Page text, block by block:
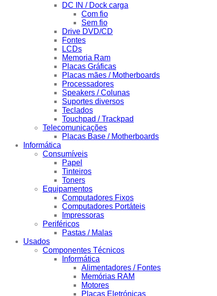
DC IN / Dock carga
Com fio
Sem fio
Drive DVD/CD
Fontes
LCDs
Memoria Ram
Placas Gráficas
Placas mães / Motherboards
Processadores
Speakers / Colunas
Suportes diversos
Teclados
Touchpad / Trackpad
Telecomunicações
Placas Base / Motherboards
Informática
Consumíveis
Papel
Tinteiros
Toners
Equipamentos
Computadores Fixos
Computadores Portáteis
Impressoras
Periféricos
Pastas / Malas
Usados
Componentes Técnicos
Informática
Alimentadores / Fontes
Memórias RAM
Motores
Placas Eletrónicas